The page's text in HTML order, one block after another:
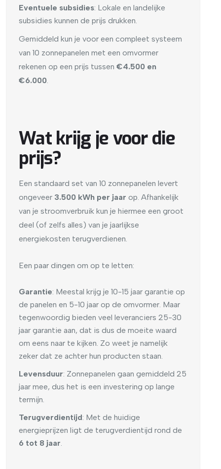
Eventuele subsidies: Lokale en landelijke
subsidies kunnen de prijs drukken.
Gemiddeld kun je voor een compleet systeem
van 10 zonnepanelen met een omvormer
rekenen op een prijs tussen €4.500 en
€6.000.
Wat krijg je voor die
prijs?
Een standaard set van 10 zonnepanelen levert
ongeveer 3.500 kWh per jaar op. Afhankelijk
van je stroomverbruik kun je hiermee een groot
deel (of zelfs alles) van je jaarlijkse
energiekosten terugverdienen.
Een paar dingen om op te letten:
Garantie: Meestal krijg je 10-15 jaar garantie op
de panelen en 5-10 jaar op de omvormer. Maar
tegenwoordig bieden veel leveranciers 25-30
jaar garantie aan, dat is dus de moeite waard
om eens naar te kijken. Zo weet je namelijk
zeker dat ze achter hun producten staan.
Levensduur: Zonnepanelen gaan gemiddeld 25
jaar mee, dus het is een investering op lange
termijn.
Terugverdientijd: Met de huidige
energieprijzen ligt de terugverdientijd rond de
6 tot 8 jaar.